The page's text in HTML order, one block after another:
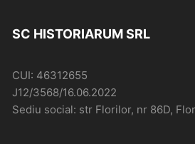
SC HISTORIARUM SRL
CUI: 46312655
J12/3568/16.06.2022
Sediu social: str Florilor, nr 86D,